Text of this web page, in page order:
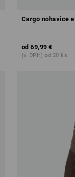
Cargo nohavice
od 69,99 €
(v. DPH) od 20 ks